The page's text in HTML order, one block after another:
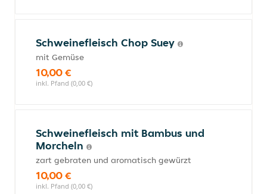
Schweinefleisch Chop Suey
mit Gemüse
10,00 €
inkl. Pfand (0,00 €)
Schweinefleisch mit Bambus und
Morcheln
zart gebraten und aromatisch gewürzt
10,00 €
inkl. Pfand (0,00 €)